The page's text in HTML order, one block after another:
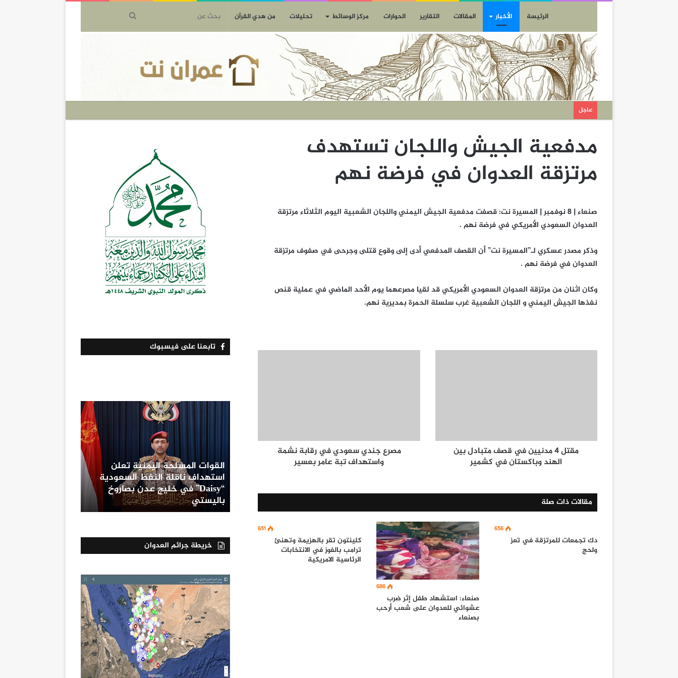
الرئيسة الأخبار المقالات التقارير الحوارات مركز الوسائط تحليلات من هدي القرآن
عاجل
مدفعية الجيش واللجان تستهدف
مرتزقة العدوان في فرضة نهم
صنعاء | 8 نوفمبر | المسيرة نت: قصفت مدفعية الجيش اليمني واللجان الشعبية اليوم الثلاثاء مرتزقة
العدوان السعودي الأمريكي في فرضة نهم .
وذكر مصدر عسكري لـ”المسيرة نت” أن القصف المدفعي أدى إلى وقوع قتلى وجرحى في صفوف مرتزقة
العدوان في فرضة نهم .
وكان اثنان من مرتزقة العدوان السعودي الأمريكي قد لقيا مصرعهما يوم الأحد الماضي في عملية قنص
نفذها الجيش اليمني و اللجان الشعبية غرب سلسلة الحمرة بمديرية نهم.
مقتل 4 مدنيين في قصف متبادل بين
الهند وباكستان في كشمير
مصرع جندي سعودي في رقابة نشمة
واستهداف تبة عامر بعسير
مقالات ذات صلة
656
دك تجمعات للمرتزقة في تعز
ولحج
686
صنعاء: استشهاد طفل إثر ضرب
عشوائي للعدوان على شعب أرحب
بصنعاء
651
كلينتون تقر بالهزيمة وتهنئ
ترامب بالفوز في الانتخابات
الرئاسية الامريكية
تابعنا على فيسبوك
القوات المسلحة اليمنية تعلن
استهداف ناقلة النفط السعودية
“Daisy” في خليج عدن بصاروخ
باليستي
خريطة جرائم العدوان